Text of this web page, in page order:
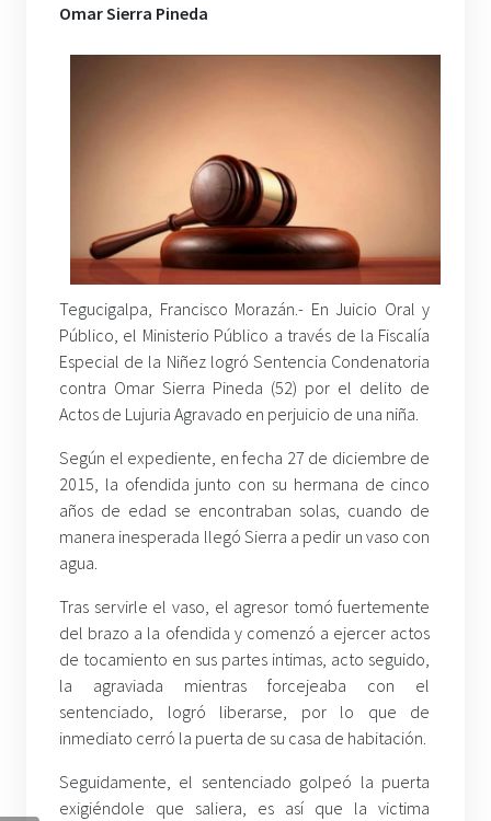
Omar Sierra Pineda
Tegucigalpa, Francisco Morazán.- En Juicio Oral y
Público, el Ministerio Público a través de la Fiscalía
Especial de la Niñez logró Sentencia Condenatoria
contra Omar Sierra Pineda (52) por el delito de
Actos de Lujuria Agravado en perjuicio de una niña.
Según el expediente, en fecha 27 de diciembre de
2015, la ofendida junto con su hermana de cinco
años de edad se encontraban solas, cuando de
manera inesperada llegó Sierra a pedir un vaso con
agua.
Tras servirle el vaso, el agresor tomó fuertemente
del brazo a la ofendida y comenzó a ejercer actos
de tocamiento en sus partes intimas, acto seguido,
la agraviada mientras forcejeaba con el
sentenciado, logró liberarse, por lo que de
inmediato cerró la puerta de su casa de habitación.
Seguidamente, el sentenciado golpeó la puerta
exigiéndole que saliera, es así que la victima